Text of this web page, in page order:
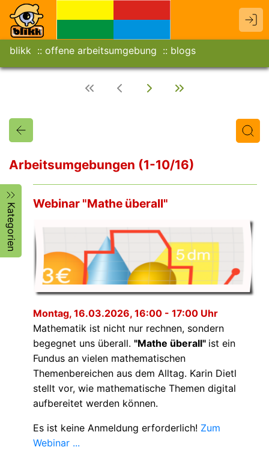
blikk offene arbeitsumgebung blogs
Arbeitsumgebungen (1-10/16)
Kategorien Webinar "Mathe überall"
Montag, 16.03.2026, 16:00 - 17:00 Uhr
Mathematik ist nicht nur rechnen, sondern
begegnet uns überall. "Mathe überall" ist ein
Fundus an vielen mathematischen
Themenbereichen aus dem Alltag. Karin Dietl
stellt vor, wie mathematische Themen digital
aufbereitet werden können.
Es ist keine Anmeldung erforderlich! Zum
Webinar ...